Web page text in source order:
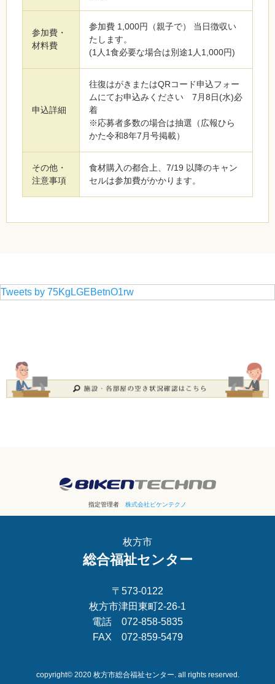
参加費・
材料費
参加費 1,000円（親子で） 当日徴収い
たします。
(1人1食必要な場合は別途1人1,000円)
申込詳細
往復はがきまたはQRコード申込フォー
ムにてお申込みください 7月8日(水)必
着
※応募者多数の場合は抽選（広報ひら
かた令和8年7月号掲載）
その他・
注意事項
食材購入の都合上、7/19 以降のキャン
セルは参加費がかかります。
Tweets by 75KgLGEBetnO1rw
指定管理者 株式会社ビケンテクノ
枚方市
総合福祉センター
〒573-0122
枚方市津田東町2-26-1
電話 072-858-5835
FAX 072-859-5479
copyright© 2020 枚方市総合福祉センター. all rights reserved.